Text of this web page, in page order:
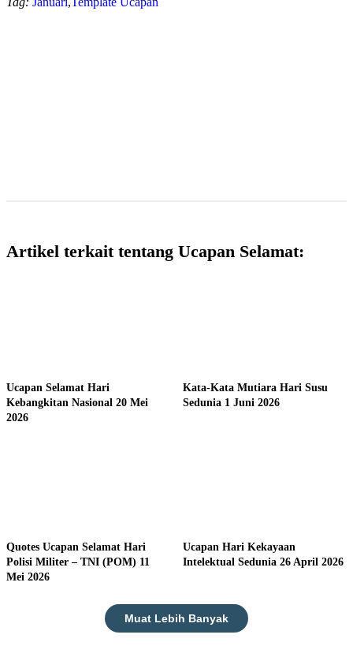
Artikel terkait tentang Ucapan Selamat:
Ucapan Selamat Hari
Kebangkitan Nasional 20 Mei
2026
Kata-Kata Mutiara Hari Susu
Sedunia 1 Juni 2026
Quotes Ucapan Selamat Hari
Polisi Militer – TNI (POM) 11
Mei 2026
Ucapan Hari Kekayaan
Intelektual Sedunia 26 April 2026
Muat Lebih Banyak